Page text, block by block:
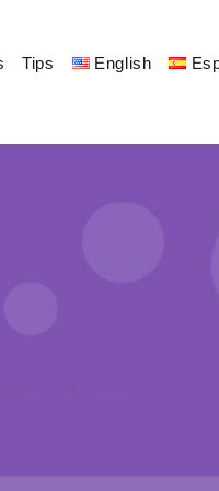
Tips English